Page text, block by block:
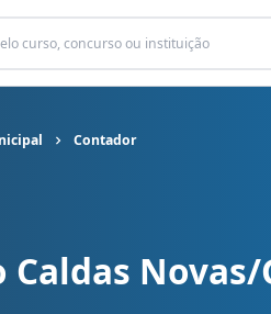
Contador
cargo Contador